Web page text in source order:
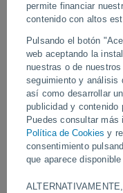
permite financiar
contenido con altos
Pulsando el botón
web aceptando la
nuestras o de
seguimiento y análisis
así como desarrollar
publicidad y contenido
Puedes consultar más
Política de Cookies y
consentimiento
que aparece
ALTERNATIVAMENTE,
Una
aparece en los
Indonesia
El fenómeno es
atmosféricas muy
generan por la difracción
un arcoíris sobre la nube.
Vídeos